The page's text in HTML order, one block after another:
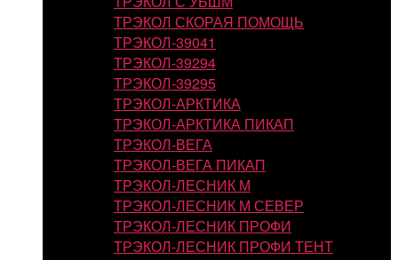
ТРЭКОЛ СКОРАЯ ПОМОЩЬ
ТРЭКОЛ-39041
ТРЭКОЛ-39294
ТРЭКОЛ-39295
ТРЭКОЛ-АРКТИКА
ТРЭКОЛ-АРКТИКА ПИКАП
ТРЭКОЛ-ВЕГА
ТРЭКОЛ-ВЕГА ПИКАП
ТРЭКОЛ-ЛЕСНИК М
ТРЭКОЛ-ЛЕСНИК М СЕВЕР
ТРЭКОЛ-ЛЕСНИК ПРОФИ
ТРЭКОЛ-ЛЕСНИК ПРОФИ ТЕНТ